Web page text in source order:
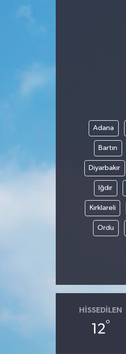
Adana
Bartın
Diyarbakır
Iğdır
Kırklareli
Ordu
HISSEDILEN
12°
Medya
Turizm